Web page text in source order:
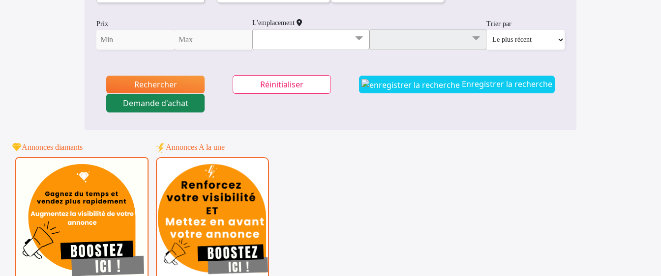
Prix L'emplacement Trier par
Rechercher Réinitialiser
Enregistrer la recherche
Demande d'achat
Annonces diamants Annonces A la une